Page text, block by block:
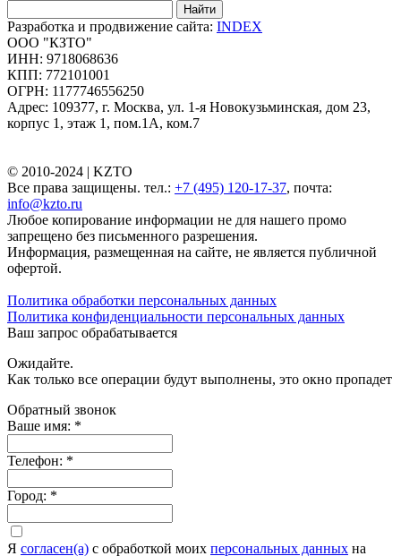
Найти
Разработка и продвижение сайта: INDEX
ООО "КЗТО"
ИНН: 9718068636
КПП: 772101001
ОГРН: 1177746556250
Адрес: 109377, г. Москва, ул. 1-я Новокузьминская, дом 23,
корпус 1, этаж 1, пом.1А, ком.7
© 2010-2024 | KZTO
Все права защищены. тел.: +7 (495) 120-17-37, почта:
info@kzto.ru
Любое копирование информации не для нашего промо
запрещено без письменного разрешения.
Информация, размещенная на сайте, не является публичной
офертой.
Политика обработки персональных данных
Политика конфиденциальности персональных данных
Ваш запрос обрабатывается
Ожидайте.
Как только все операции будут выполнены, это окно пропадет
Обратный звонок
Ваше имя: *
Телефон: *
Город: *
Я согласен(а) c обработкой моих персональных данных на